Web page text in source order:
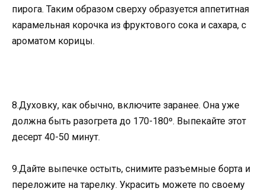
пирога. Таким образом сверху образуется аппетитная
карамельная корочка из фруктового сока и сахара, с
ароматом корицы.
8.Духовку, как обычно, включите заранее. Она уже
должна быть разогрета до 170-180º. Выпекайте этот
десерт 40-50 минут.
9.Дайте выпечке остыть, снимите разъемные борта и
переложите на тарелку. Украсить можете по своему